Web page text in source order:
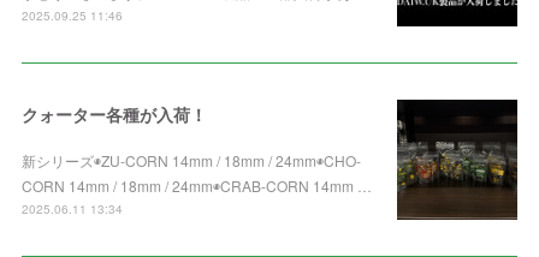
2025.09.25 11:46
クォーター各種が入荷！
新シリーズ◉ZU-CORN 14mm / 18mm / 24mm◉CHO-
CORN 14mm / 18mm / 24mm◉CRAB-CORN 14mm …
2025.06.11 13:34